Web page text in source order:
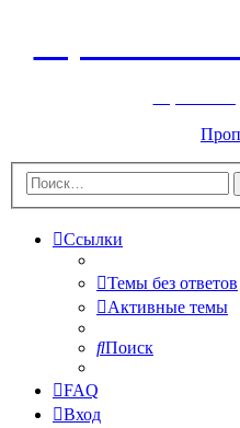
Ссылки
Темы без ответов
Активные темы
Поиск
FAQ
Вход